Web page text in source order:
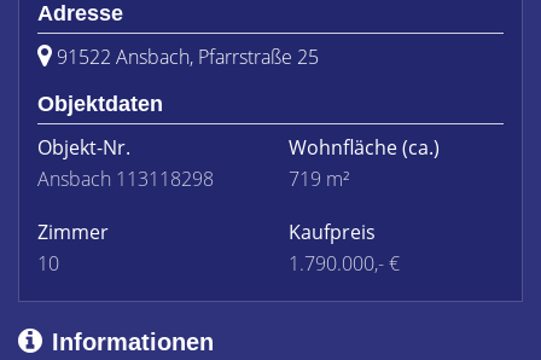
Adresse
91522 Ansbach, Pfarrstraße 25
Objektdaten
Objekt-Nr.
Ansbach 113118298
Wohnfläche(ca.)
719 m²
Zimmer
10
Kaufpreis
1.790.000,- €
Informationen